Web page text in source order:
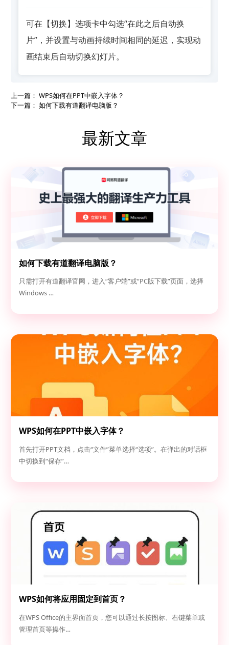
可在【切换】选项卡中勾选“在此之后自动换
片”，并设置与动画持续时间相同的延迟，实现动
画结束后自动切换幻灯片。
上一篇： WPS如何在PPT中嵌入字体？
下一篇： 如何下载有道翻译电脑版？
最新文章
如何下载有道翻译电脑版？
只需打开有道翻译官网，进入“客户端”或“PC版下载”页面，选择
Windows …
WPS如何在PPT中嵌入字体？
首先打开PPT文档，点击“文件”菜单选择“选项”。在弹出的对话框
中切换到“保存”…
WPS如何将应用固定到首页？
在WPS Office的主界面首页，您可以通过长按图标、右键菜单或
管理首页等操作…